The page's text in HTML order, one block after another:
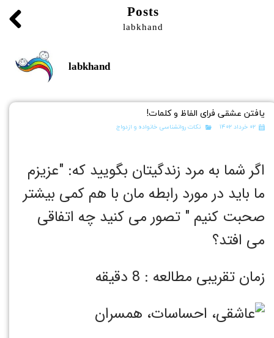
Posts
labkhand
labkhand
یافتن عشقی فرای الفاظ و کلمات!
۰۲ خرداد ۱۴۰۲ نکات روانشناسی خانواده و ازدواج
اگر شما به مرد زندگیتان بگویید که: "عزیزم
ما باید در مورد رابطه مان با هم کمی بیشتر
صحبت کنیم " تصور می کنید چه اتفاقی
می افتد؟
زمان تقریبی مطالعه : 8 دقیقه